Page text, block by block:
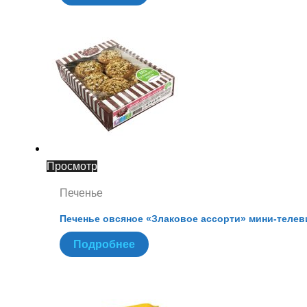
Просмотр
Печенье
Печенье овсяное «Злаковое ассорти» мини-
Подробнее